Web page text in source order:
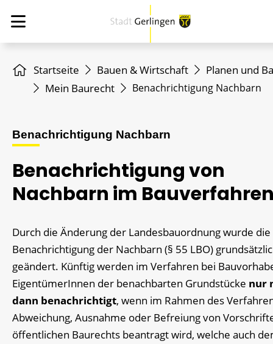
Startseite Bauen & Wirtschaft
Planen und
Mein Baurecht
Benachrichtigung Nachbarn
Benachrichtigung Nachbarn
Benachrichtigung von
Nachbarn im
Durch die Änderung der Landesbauordnung wurde die
Benachrichtigung der Nachbarn (§ 55 LBO)
geändert. Künftig werden im Verfahren bei
EigentümerInnen der benachbarten Grundstücke nur
dann benachrichtigt, wenn im Rahmen des
Abweichung, Ausnahme oder Befreiung von
öffentlichen Baurechts beantragt wird, welche auch